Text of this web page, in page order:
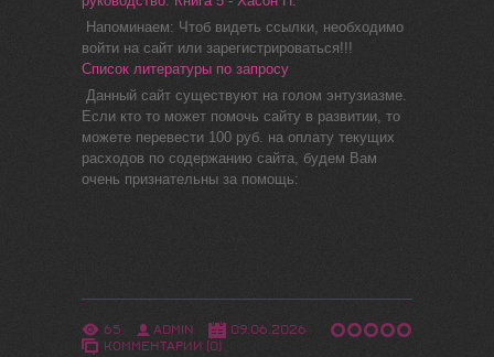
Напоминаем: Чтоб видеть ссылки, необходимо
войти на сайт или зарегистрироваться!!!
Список литературы по запросу
Данный сайт существуют на голом энтузиазме.
Если кто то может помочь сайту в развитии, то
можете перевести 100 руб. на оплату текущих
расходов по содержанию сайта, будем Вам
очень признательны за помощь:
65 ADMIN
09.06.2026
КОММЕНТАРИИ (0)